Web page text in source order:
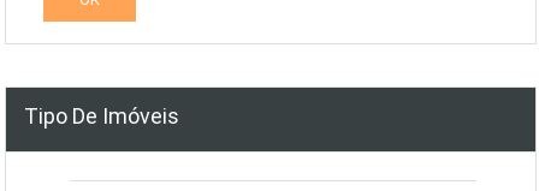
Tipo De Imóveis